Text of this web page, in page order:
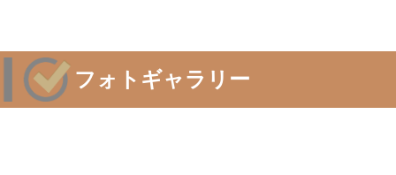
フォトギャラリー